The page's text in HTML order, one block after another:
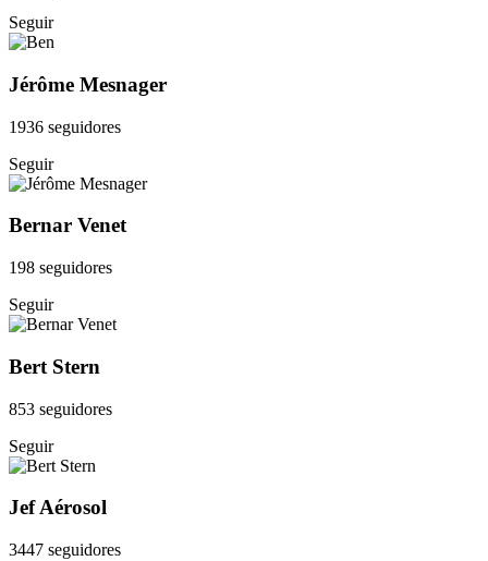
Seguir
Jérôme Mesnager
1936 seguidores
Seguir
Bernar Venet
198 seguidores
Seguir
Bert Stern
853 seguidores
Seguir
Jef Aérosol
3447 seguidores